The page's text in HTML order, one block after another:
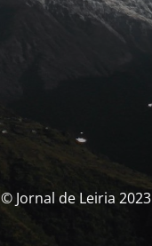
© Jornal de Leiria 2023